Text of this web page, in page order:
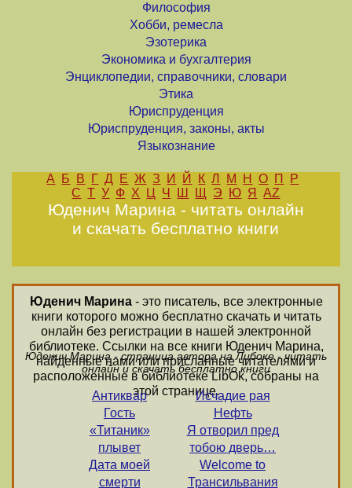
Философия
Хобби, ремесла
Эзотерика
Экономика и бухгалтерия
Энциклопедии, справочники, словари
Этика
Юриспруденция
Юриспруденция, законы, акты
Языкознание
А Б В Г Д Е Ж З И Й К Л М Н О П
Р
С Т У Ф Х Ц Ч Ш Щ Э Ю Я AZ
Юденич Марина - читать онлайн
и скачать бесплатно книги
Юденич Марина- это писатель, все электронные
книги которого можно бесплатно скачать и читать
онлайн без регистрации в нашей электронной
библиотеке. Ссылки на все книги Юденич Марина,
найденные нами или присланные читателями и
расположенные в библиотеке LibOk, собраны на
этой странице.
Юденич Марина - страница автора на Либоке - читать
онлайн и скачать бесплатно книги
Антиквар
Гость
«Титаник»
плывет
Дата моей
смерти
Исчадие рая
Нефть
Я отворил пред
тобою дверь…
Welcome to
Трансильвания